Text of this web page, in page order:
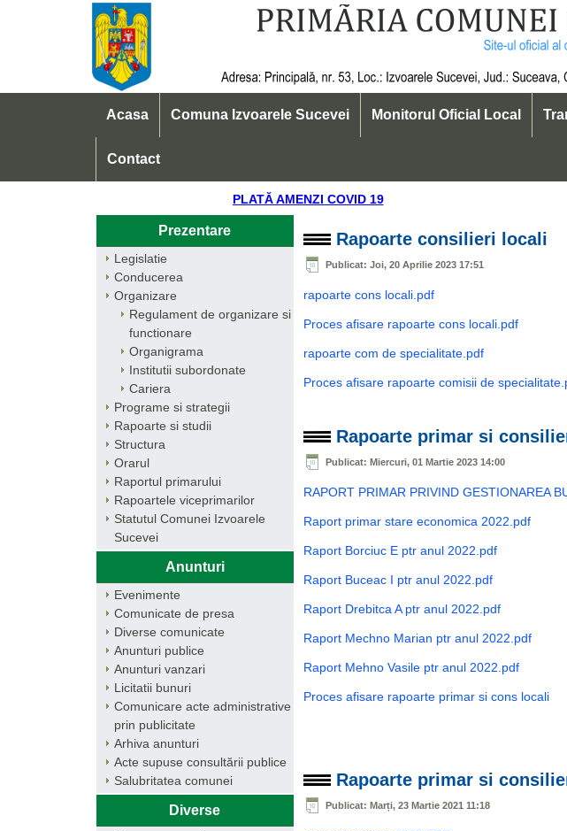
Acasa Comuna Izvoarele Sucevei Monitorul Oficial Local
Contact
PLATĂ AMENZI COVID 19
Prezentare
Legislatie
Conducerea
Organizare
Regulament de organizare si
functionare
Organigrama
Institutii subordonate
Cariera
Programe si strategii
Rapoarte si studii
Structura
Orarul
Raportul primarului
Rapoartele viceprimarilor
Statutul Comunei Izvoarele
Sucevei
Anunturi
Evenimente
Comunicate de presa
Diverse comunicate
Anunturi publice
Anunturi vanzari
Licitatii bunuri
Comunicare acte administrative
prin publicitate
Arhiva anunturi
Acte supuse consultării publice
Salubritatea comunei
Diverse
Rapoarte consilieri locali
Publicat: Joi, 20 Aprilie 2023 17:51
rapoarte cons locali.pdf
Proces afisare rapoarte cons locali.pdf
rapoarte com de specialitate.pdf
Proces afisare rapoarte comisii de
Rapoarte primar si
Publicat: Miercuri, 01 Martie 2023 14:00
RAPORT PRIMAR PRIVIND GESTIONAREA
Raport primar stare economica 2022.pdf
Raport Borciuc E ptr anul 2022.pdf
Raport Buceac I ptr anul 2022.pdf
Raport Drebitca A ptr anul 2022.pdf
Raport Mechno Marian ptr anul 2022.pdf
Raport Mehno Vasile ptr anul 2022.pdf
Proces afisare rapoarte primar si cons locali
Rapoarte primar si
Publicat: Marți, 23 Martie 2021 11:18